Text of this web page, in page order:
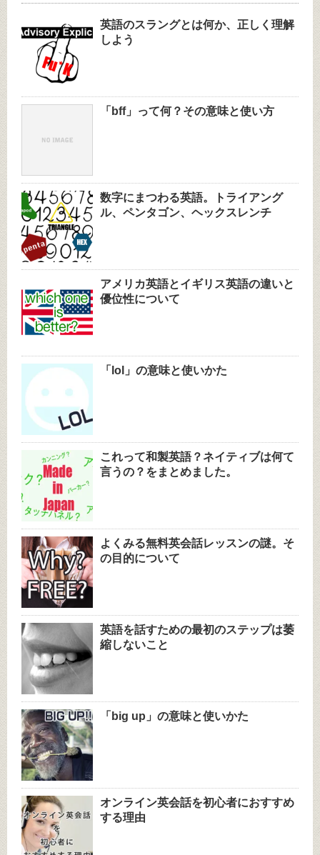
英語のスラングとは何か、正しく理解
しよう
「bff」って何？その意味と使い方
数字にまつわる英語。トライアング
ル、ペンタゴン、ヘックスレンチ
アメリカ英語とイギリス英語の違いと
優位性について
「lol」の意味と使いかた
これって和製英語？ネイティブは何て
言うの？をまとめました。
よくみる無料英会話レッスンの謎。そ
の目的について
英語を話すための最初のステップは萎
縮しないこと
「big up」の意味と使いかた
オンライン英会話を初心者におすすめ
する理由